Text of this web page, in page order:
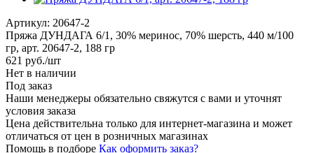
Артикул: 20647-2
Пряжа ДУНДАГА 6/1, 30% меринос, 70% шерсть, 440 м/100
гр, арт. 20647-2, 188 гр
621 руб./шт
Нет в наличии
Под заказ
Наши менеджеры обязательно свяжутся с вами и уточнят
условия заказа
Цена действительна только для интернет-магазина и может
отличаться от цен в розничных магазинах
Помощь в подборе Как оформить заказ?